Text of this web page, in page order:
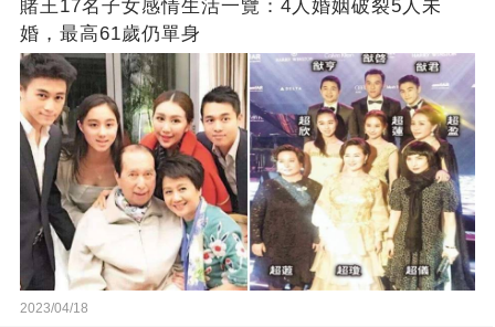
賭王17名子女感情生活一覽：4人婚姻破裂5人未
婚，最高61歲仍單身
2023/04/18